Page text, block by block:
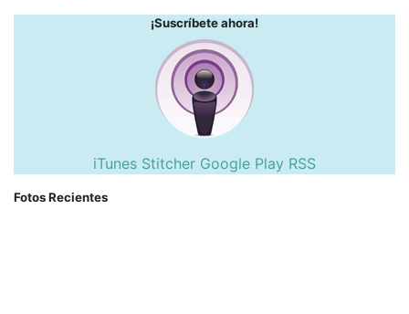
¡Suscríbete ahora!
iTunes Stitcher Google Play RSS
Fotos Recientes